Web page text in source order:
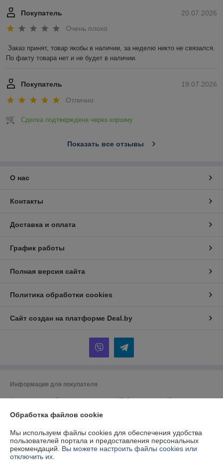
20.07.2026
Покупатель
Очень плохо
Заказ принят, товар якобы в наличии, за неделю никто не связался.
По факту товара нет и не будет в наличии.
19.07.2026
Покупатель
Отлично
Сделка подтверждена через корзину
Показать все отзывы
О нас
Контакты
Доставка и оплата
График работы
Полная версия сайта
Политика обработки cookies
Сайт создан на платформе Deal.by
Информация для покупателя
Индивидуальный предприниматель:ИП Спиридонова Юлия
г. Минск, ул. Гая, дом 20, кв. 3
Регистрационный номер ЕГР: 190153422
УНП: 190153422
Обработка файлов cookie
Мы используем файлы cookies для обеспечения удобства
пользователей портала и предоставления персональных
рекомендаций. Вы можете настроить файлы cookies или
отключить их.